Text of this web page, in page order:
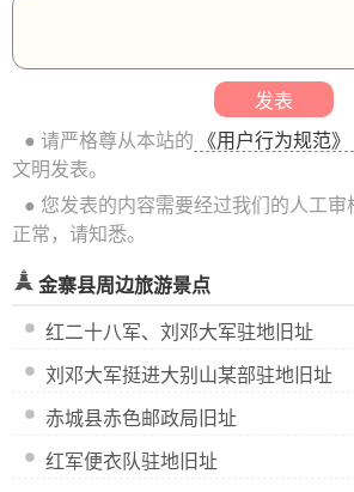
● 请严格尊从本站的 《用户行为规范》
文明发表。
● 您发表的内容需要经过我们的人工审
正常，请知悉。
金寨县周边旅游景点
红二十八军、刘邓大军驻地旧址
刘邓大军挺进大别山某部驻地旧址
赤城县赤色邮政局旧址
红军便衣队驻地旧址